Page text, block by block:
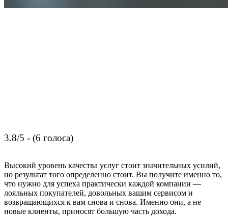
3.8/5 - (6 голоса)
Высокий уровень качества услуг стоит значительных усилий,
но результат того определенно стоит. Вы получите именно то,
что нужно для успеха практически каждой компании —
лояльных покупателей, довольных вашим сервисом и
возвращающихся к вам снова и снова. Именно они, а не
новые клиенты, приносят большую часть дохода.